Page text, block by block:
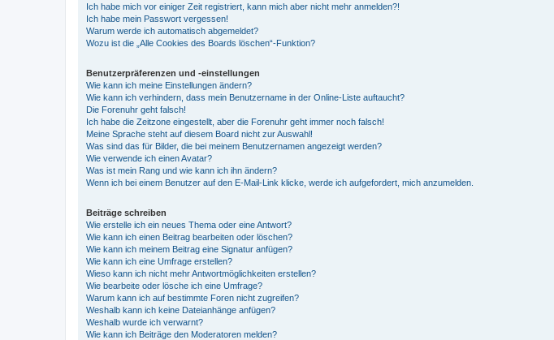
Ich habe mich vor einiger Zeit registriert, kann mich aber nicht mehr anmelden?!
Ich habe mein Passwort vergessen!
Warum werde ich automatisch abgemeldet?
Wozu ist die „Alle Cookies des Boards löschen“-Funktion?
Benutzerpräferenzen und -einstellungen
Wie kann ich meine Einstellungen ändern?
Wie kann ich verhindern, dass mein Benutzername in der Online-Liste auftaucht?
Die Forenuhr geht falsch!
Ich habe die Zeitzone eingestellt, aber die Forenuhr geht immer noch falsch!
Meine Sprache steht auf diesem Board nicht zur Auswahl!
Was sind das für Bilder, die bei meinem Benutzernamen angezeigt werden?
Wie verwende ich einen Avatar?
Was ist mein Rang und wie kann ich ihn ändern?
Wenn ich bei einem Benutzer auf den E-Mail-Link klicke, werde ich aufgefordert, mich anzumelden.
Beiträge schreiben
Wie erstelle ich ein neues Thema oder eine Antwort?
Wie kann ich einen Beitrag bearbeiten oder löschen?
Wie kann ich meinem Beitrag eine Signatur anfügen?
Wie kann ich eine Umfrage erstellen?
Wieso kann ich nicht mehr Antwortmöglichkeiten erstellen?
Wie bearbeite oder lösche ich eine Umfrage?
Warum kann ich auf bestimmte Foren nicht zugreifen?
Weshalb kann ich keine Dateianhänge anfügen?
Weshalb wurde ich verwarnt?
Wie kann ich Beiträge den Moderatoren melden?